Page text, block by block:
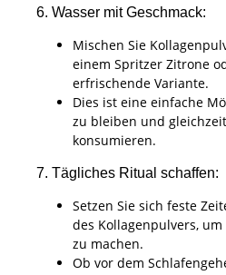
6. Wasser mit Geschmack:
Mischen Sie
einem Spritzer Zitrone
erfrischende Variante.
Dies ist eine einfache
zu bleiben und
konsumieren.
7. Tägliches Ritual schaffen:
Setzen Sie sich feste
des Kollagenpulvers,
zu machen.
Ob vor dem